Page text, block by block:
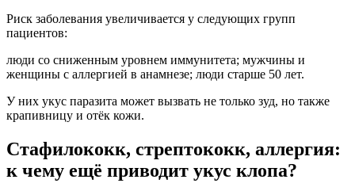
Риск заболевания увеличивается у следующих групп
пациентов:
люди со сниженным уровнем иммунитета; мужчины и
женщины с аллергией в анамнезе; люди старше 50 лет.
У них укус паразита может вызвать не только зуд, но также
крапивницу и отёк кожи.
Стафилококк, стрептококк, аллергия:
к чему ещё приводит укус клопа?